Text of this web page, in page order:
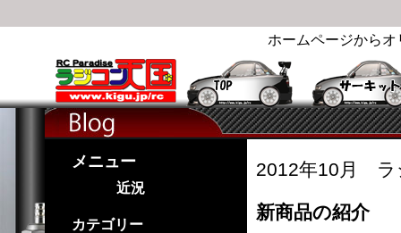
ホームページから
2012年10月 ラ
新商品の紹介
メニュー
近況
カテゴリー